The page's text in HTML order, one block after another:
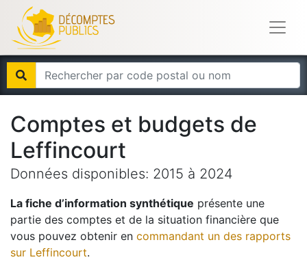
Comptes et budgets de
Leffincourt
Données disponibles: 2015 à 2024
La fiche d’information synthétique présente une
partie des comptes et de la situation financière que
vous pouvez obtenir en commandant un des rapports
sur Leffincourt.